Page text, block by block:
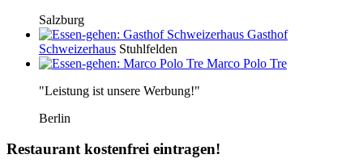
Salzburg
Gasthof
Schweizerhaus Stuhlfelden
Marco Polo Tre
"Leistung ist unsere Werbung!"
Berlin
Restaurant kostenfrei eintragen!